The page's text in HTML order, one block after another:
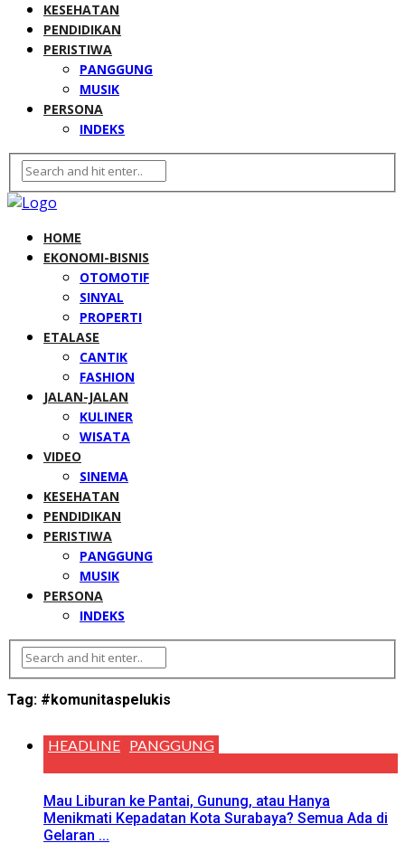
KESEHATAN
PENDIDIKAN
PERISTIWA
PANGGUNG
MUSIK
PERSONA
INDEKS
HOME
EKONOMI-BISNIS
OTOMOTIF
SINYAL
PROPERTI
ETALASE
CANTIK
FASHION
JALAN-JALAN
KULINER
WISATA
VIDEO
SINEMA
KESEHATAN
PENDIDIKAN
PERISTIWA
PANGGUNG
MUSIK
PERSONA
INDEKS
Tag: #komunitaspelukis
HEADLINE PANGGUNG
Mau Liburan ke Pantai, Gunung, atau Hanya
Menikmati Kepadatan Kota Surabaya? Semua Ada di
Gelaran ...